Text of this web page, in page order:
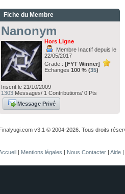
Fiche du Membre
Nanonym
Hors Ligne
Membre Inactif depuis le
22/05/2017
Grade : [FYT Winner]
Echanges 100 % (35)
Inscrit le 21/10/2009
1303 Messages/ 1 Contributions/ 0 Pts
Message Privé
v3.1 © 2004-2026. Tous droits
| Mentions légales | Nous Contacter | Aide |